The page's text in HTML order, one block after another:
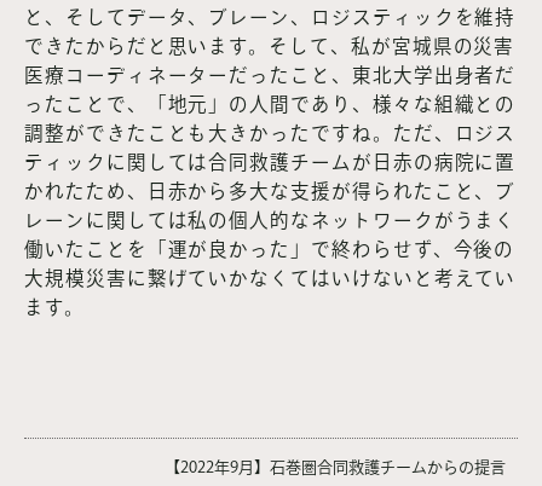
と、そしてデータ、ブレーン、ロジスティックを維持
できたからだと思います。そして、私が宮城県の災害
医療コーディネーターだったこと、東北大学出身者だ
ったことで、「地元」の人間であり、様々な組織との
調整ができたことも大きかったですね。ただ、ロジス
ティックに関しては合同救護チームが日赤の病院に置
かれたため、日赤から多大な支援が得られたこと、ブ
レーンに関しては私の個人的なネットワークがうまく
働いたことを「運が良かった」で終わらせず、今後の
大規模災害に繋げていかなくてはいけないと考えてい
ます。
【2022年9月】石巻圏合同救護チームからの提言